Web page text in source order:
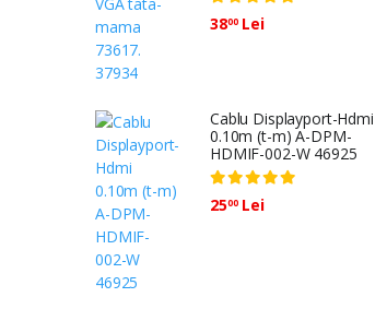
3800Lei
Cablu Displayport-Hdmi
0.10m (t-m) A-DPM-
HDMIF-002-W 46925
2500Lei